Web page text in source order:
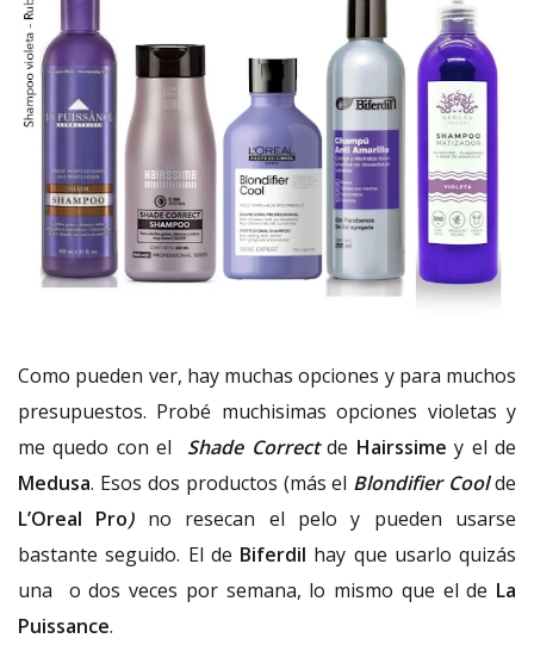
Como pueden ver, hay muchas opciones y para muchos
presupuestos. Probé muchisimas opciones violetas y
me quedo con el Shade Correctde Hairssime y el de
Medusa. Esos dos productos (más el Blondifier Coolde
L’Oreal Pro)no resecan el pelo y pueden usarse
bastante seguido. El de Biferdil hay que usarlo quizás
una o dos veces por semana, lo mismo que el de La
Puissance.